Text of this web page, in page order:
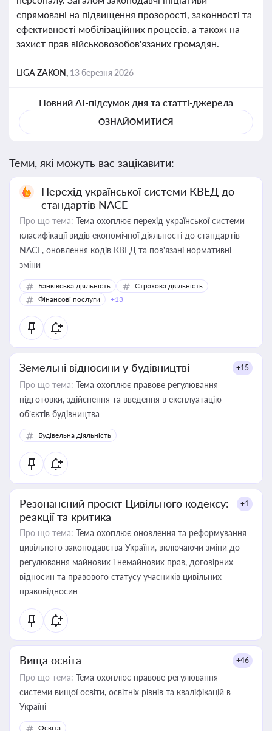
спрямовані на підвищення прозорості, законності та
ефективності мобілізаційних процесів, а також на
захист прав військовозобов'язаних громадян.
LIGA ZAKON, 13 березня 2026
Повний AI-підсумок дня та статті-джерела
ОЗНАЙОМИТИСЯ
Теми, які можуть вас зацікавити:
Перехід української системи КВЕД до
стандартів NACE
Про що тема: Тема охоплює перехід української системи
класифікації видів економічної діяльності до стандартів
NACE, оновлення кодів КВЕД та пов'язані нормативні
зміни
Банківська діяльність
Страхова діяльність
Фінансові послуги
+13
Земельні відносини у будівництві +15
Про що тема: Тема охоплює правове регулювання
підготовки, здійснення та введення в експлуатацію
об’єктів будівництва
Будівельна діяльність
Резонансний проєкт Цивільного кодексу:
реакції та критика
+1
Про що тема: Тема охоплює оновлення та реформування
цивільного законодавства України, включаючи зміни до
регулювання майнових і немайнових прав, договірних
відносин та правового статусу учасників цивільних
правовідносин
Вища освіта +46
Про що тема: Тема охоплює правове регулювання
системи вищої освіти, освітніх рівнів та кваліфікацій в
Україні
Освіта